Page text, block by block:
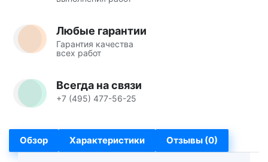
Любые гарантии
Гарантия качества
всех работ
Всегда на связи
+7 (495) 477-56-25
Обзор Характеристики Отзывы (0)